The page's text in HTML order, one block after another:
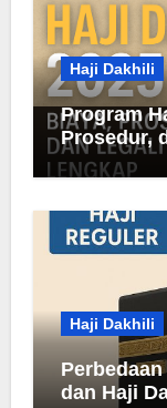
Haji Dakhili
Program
Prosedur,
Haji Dakhili
dan Haji